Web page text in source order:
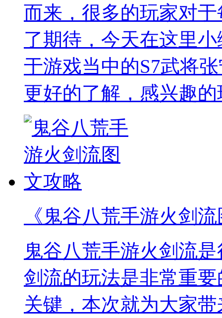
而来，很多的玩家对
了期待，今天在这里
于游戏当中的S7武将
更好的了解，感兴趣
《鬼谷八荒手游火剑
鬼谷八荒手游火剑流
剑流的玩法是非常重
关键，本次就为大家